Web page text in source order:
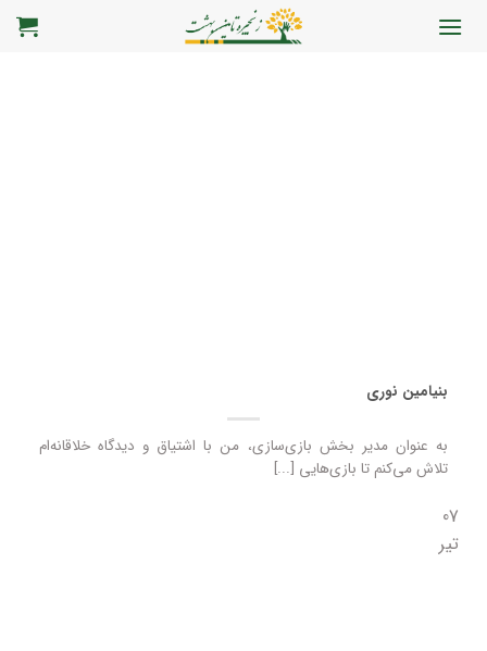
پرش
بنیامین نوری
به عنوان مدیر بخش بازی‌سازی، من با اشتیاق و دیدگاه خلاقانه‌ام
تلاش می‌کنم تا بازی‌هایی [...]
07
تیر